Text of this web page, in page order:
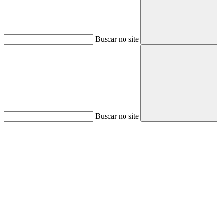
Buscar no site
Buscar no site